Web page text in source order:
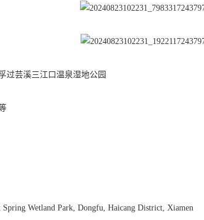
过芸溪三江口温泉湿地公园
Spring Wetland Park, Dongfu, Haicang District, Xiamen